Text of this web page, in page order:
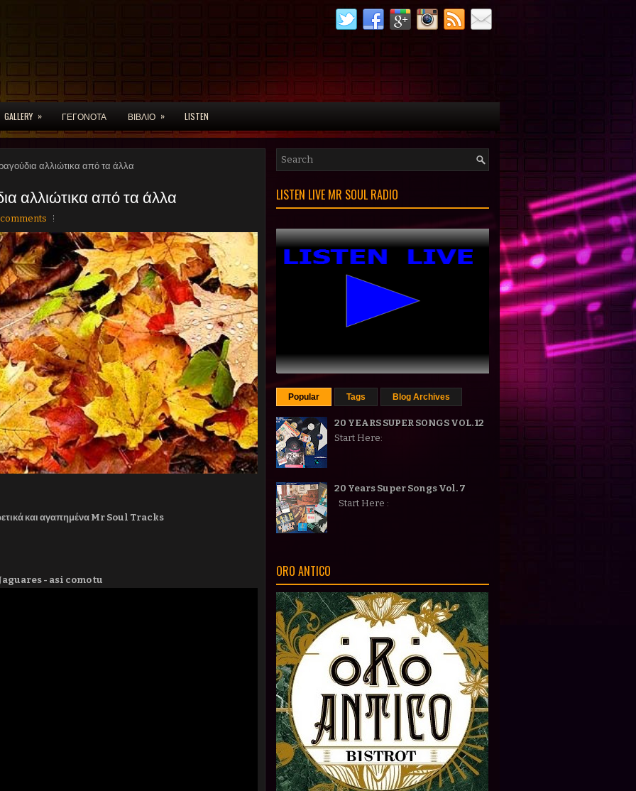
GALLERY » ΓΕΓΟΝΟΤΑ ΒΙΒΛΙΟ » LISTEN
αλλιώτικα από τα άλλα
αλλιώτικα από τα άλλα
και αγαπημένα Mr Soul Tracks
- asi como tu
LISTEN LIVE MR SOUL RADIO
Popular Tags Blog Archives
20 YEARS SUPER SONGS VOL. 12
Start Here:
20 Years Super Songs Vol. 7
Start Here :
ORO ANTICO